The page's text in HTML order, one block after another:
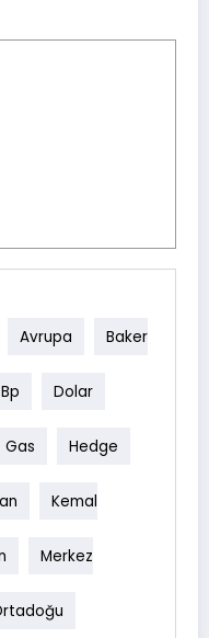
Avrupa Baker
Bp Dolar
Gas Hedge
Kemal
Merkez